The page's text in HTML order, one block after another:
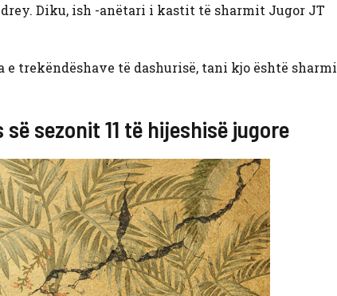
Diku, ish -anëtari i kastit të sharmit Jugor JT
trekëndëshave të dashurisë, tani kjo është sharmi
sezonit 11 të hijeshisë jugore